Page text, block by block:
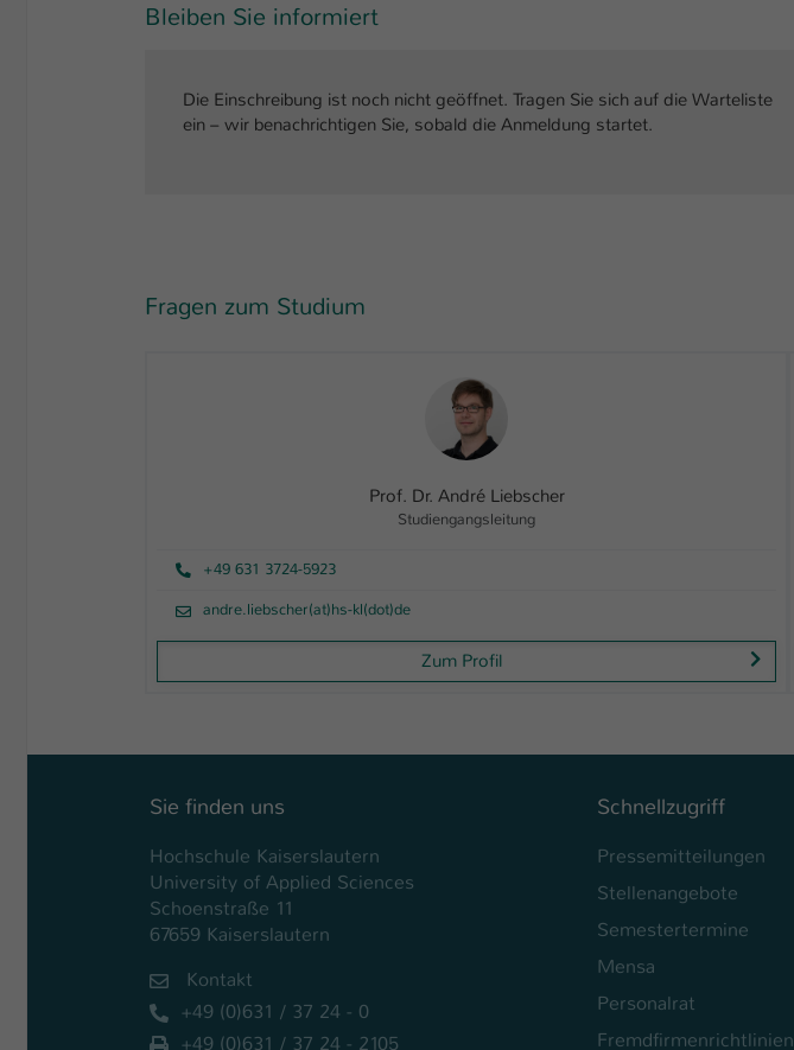
Bleiben Sie informiert
Die Einschreibung ist noch nicht geöffnet. Tragen Sie sich auf die Warteliste
ein – wir benachrichtigen Sie, sobald die Anmeldung startet.
Fragen zum Studium
Prof. Dr. André Liebscher
Studiengangsleitung
+49 631 3724-5923
andre.liebscher(at)hs-kl(dot)de
Zum Profil
Sie finden uns
Hochschule Kaiserslautern
University of Applied Sciences
Schoenstraße 11
67659 Kaiserslautern
Kontakt
+49 (0)631 / 37 24 - 0
+49 (0)631 / 37 24 - 2105
Schnellzugriff
Pressemitteilungen
Stellenangebote
Semestertermine
Mensa
Personalrat
Fremdfirmenrichtlinien